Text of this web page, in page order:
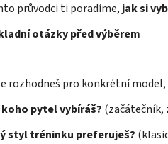
průvodci ti poradíme, jak si
otázky před výběrem
rozhodneš pro konkrétní
pytel vybíráš? (začátečník,
styl tréninku preferuješ?